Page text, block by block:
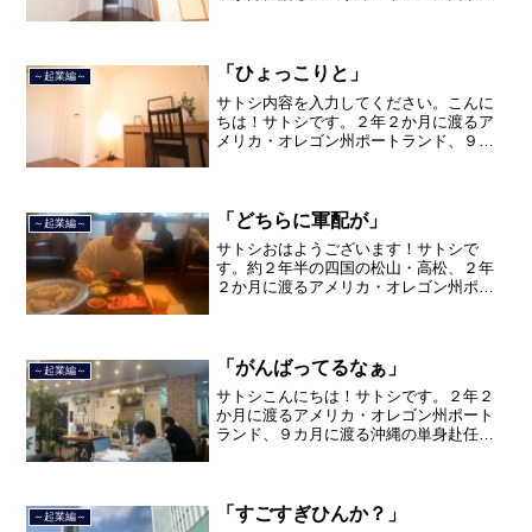
した。２０２１年３月９日よ...
～起業編～ 「ひょっこりと」
サトシ内容を入力してください。こんに
ちは！サトシです。２年２か月に渡るア
メリカ・オレゴン州ポートランド、９カ
２１年３月９日より東京都...
～起業編～ 「どちらに軍配が」
サトシおはようございます！サトシで
す。約２年半の四国の松山・高松、２年
２か月に渡るアメリカ・オレゴン州ポー
て、２０２１年３月９日より東...
～起業編～ 「がんばってるなぁ」
サトシこんにちは！サトシです。２年２
か月に渡るアメリカ・オレゴン州ポート
ランド、９カ月に渡る沖縄の単身赴任の
品川区南大井で不動産を主...
～起業編～ 「すごすぎひんか？」